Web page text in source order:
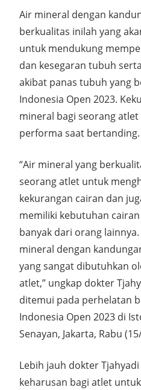
Air mineral dengan
berkualitas inilah yang
untuk mendukung
dan kesegaran tubuh
akibat panas tubuh yang
Indonesia Open 2023.
mineral bagi seorang
performa saat bertanding.
“Air mineral yang
seorang atlet untuk
kekurangan cairan dan
memiliki kebutuhan
banyak dari orang
mineral dengan
yang sangat dibutuhkan
atlet,” ungkap dokter
ditemui pada perhelatan
Indonesia Open 2023 di
Senayan, Jakarta, Rabu
Lebih jauh dokter
keharusan bagi atlet